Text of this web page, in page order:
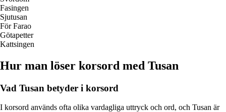
Fasingen
Sjutusan
För Farao
Götapetter
Kattsingen
Hur man löser korsord med Tusan
Vad Tusan betyder i korsord
I korsord används ofta olika vardagliga uttryck och ord, och Tusan är